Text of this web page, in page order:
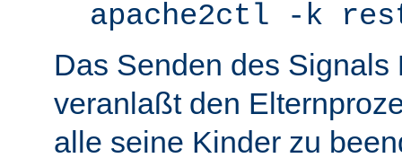
apache2ctl -k
Das Senden des Signals
veranlaßt den
alle seine Kinder zu